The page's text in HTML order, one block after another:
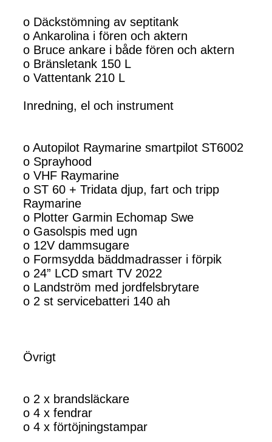
o Däckstömning av septitank
o Ankarolina i fören och aktern
o Bruce ankare i både fören och aktern
o Bränsletank 150 L
o Vattentank 210 L
Inredning, el och instrument
o Autopilot Raymarine smartpilot ST6002
o Sprayhood
o VHF Raymarine
o ST 60 + Tridata djup, fart och tripp
Raymarine
o Plotter Garmin Echomap Swe
o Gasolspis med ugn
o 12V dammsugare
o Formsydda bäddmadrasser i förpik
o 24” LCD smart TV 2022
o Landström med jordfelsbrytare
o 2 st servicebatteri 140 ah
Övrigt
o 2 x brandsläckare
o 4 x fendrar
o 4 x förtöjningstampar